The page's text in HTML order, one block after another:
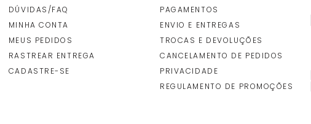
DÚVIDAS/FAQ
MINHA CONTA
MEUS PEDIDOS
RASTREAR ENTREGA
CADASTRE-SE
PAGAMENTOS
ENVIO E ENTREGAS
TROCAS E DEVOLUÇÕES
CANCELAMENTO DE PEDIDOS
PRIVACIDADE
REGULAMENTO DE PROMOÇÕES